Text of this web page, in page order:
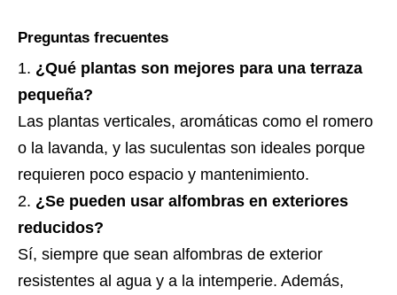
Preguntas frecuentes
¿Qué plantas son mejores para una terraza
pequeña?
Las plantas verticales, aromáticas como el romero
o la lavanda, y las suculentas son ideales porque
requieren poco espacio y mantenimiento.
¿Se pueden usar alfombras en exteriores
reducidos?
Sí, siempre que sean alfombras de exterior
resistentes al agua y a la intemperie. Además,